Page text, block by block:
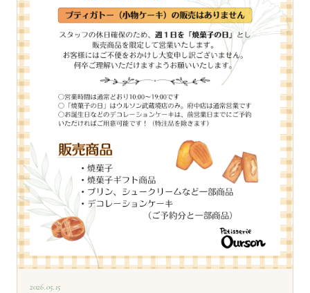
2026.05.15